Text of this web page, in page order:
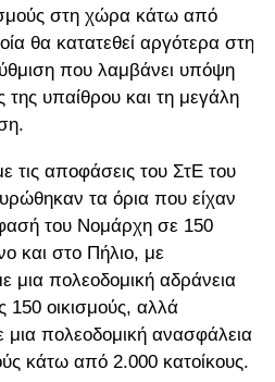
στη χώρα κάτω από
θα κατατεθεί αργότερα στη
που λαμβάνει υπόψη
της υπαίθρου και τη μεγάλη
τις αποφάσεις του ΣτΕ του
τα όρια που είχαν
του Νομάρχη σε 150
και στο Πήλιο, με
μια πολεοδομική αδράνεια
150 οικισμούς, αλλά
πολεοδομική ανασφάλεια
κάτω από 2.000 κατοίκους.